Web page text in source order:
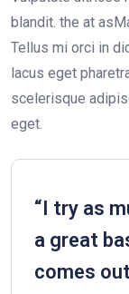
blandit. the at
Tellus mi orci in
lacus eget
scelerisque
eget.
“I try as
a great
comes